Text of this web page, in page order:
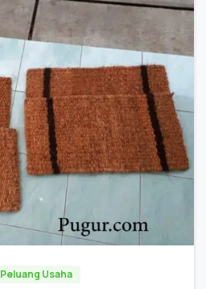
Peluang Usaha